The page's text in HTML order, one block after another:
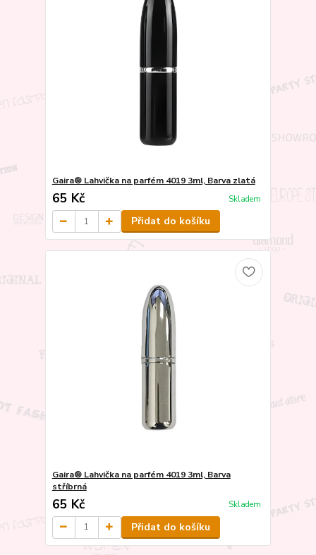
Gaira® Lahvička na parfém 4019 3ml, Barva zlatá
65 Kč Skladem
Přidat do košíku
Gaira® Lahvička na parfém 4019 3ml, Barva
stříbrná
65 Kč Skladem
Přidat do košíku